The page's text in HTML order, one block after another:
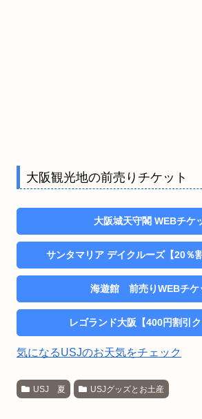
大阪観光地の前売りチケット
大阪城天守閣 WEBチケ
サンタマリア デイクルーズ【20％
海遊館 前売りWEBチケ
レゴランド大阪【400円割引ク
気になるUSJのお天気をチェック
USJ 夏 USJグッズとお土産